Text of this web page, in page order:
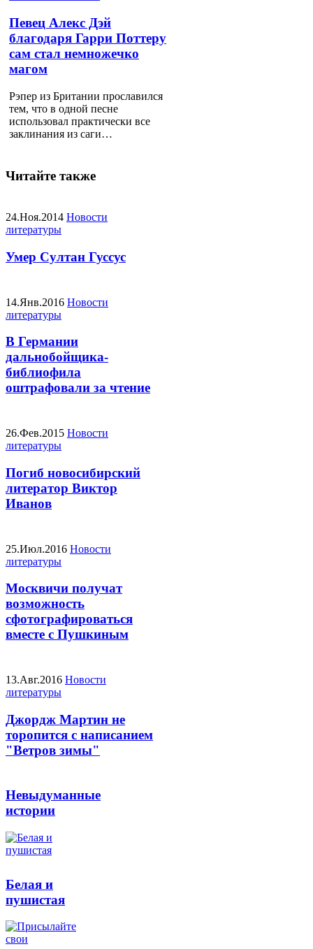
Певец Алекс Дэй
благодаря Гарри Поттеру
сам стал немножечко
магом
Рэпер из Британии прославился
тем, что в одной песне
использовал практически все
заклинания из саги…
Читайте также
24.Ноя.2014 Новости
литературы
Умер Султан Гуссус
14.Янв.2016 Новости
литературы
В Германии
дальнобойщика-
библиофила
оштрафовали за чтение
26.Фев.2015 Новости
литературы
Погиб новосибирский
литератор Виктор
Иванов
25.Июл.2016 Новости
литературы
Москвичи получат
возможность
сфотографироваться
вместе с Пушкиным
13.Авг.2016 Новости
литературы
Джордж Мартин не
торопится с написанием
"Ветров зимы"
Невыдуманные
истории
Белая и
пушистая